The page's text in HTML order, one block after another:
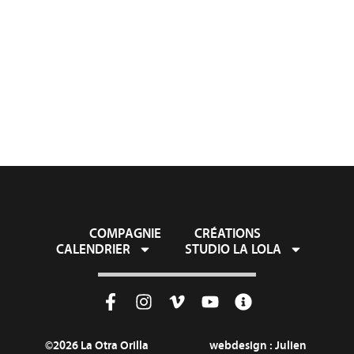
COMPAGNIE
CRÉATIONS
CALENDRIER
STUDIO LA LOLA
©2026 La Otra Orilla webdesign : Julien